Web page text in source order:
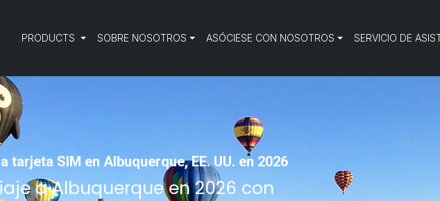
PRODUCTS SOBRE NOSOTROS ASÓCIESE CON NOSOTROS SERVICIO DE
tarjeta SIM en Albuquerque, EE. UU. en 2026
a Albuquerque en 2026 con